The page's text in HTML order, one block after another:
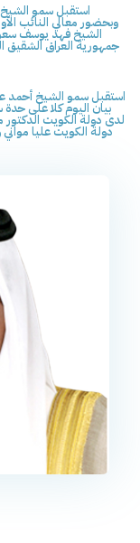
استقبل سمو
وبحضور معالي النائب
الشيخ فهد يوسف
جمهورية العراق الشقيق
استقبل سمو الشيخ أحمد
بيان اليوم كلا على حدة
لدى دولة الكويت
دولة الكويت عليا